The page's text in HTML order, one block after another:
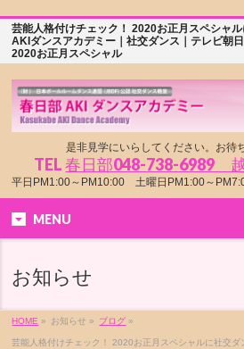
芸能人格付けチェック！ 2020お正月スペシャ
AKIダンスアカデミー｜社交ダンス｜テレビ朝
2020お正月スペシャル
是非見学にいらしてください。お待
TEL春日部048-738-6989
平日PM1:00～PM10:00 土曜日PM1:00～
MENU
お知らせ
HOME » お知らせ » ブログ »
芸能人格付けチェック！ 2020お正月スペシャルに社交ダ